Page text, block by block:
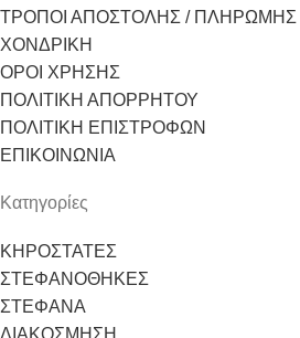
ΤΡΟΠΟΙ ΑΠΟΣΤΟΛΗΣ / ΠΛΗΡΩΜΗΣ
ΧΟΝΔΡΙΚΗ
ΟΡΟΙ ΧΡΗΣΗΣ
ΠΟΛΙΤΙΚΗ ΑΠΟΡΡΗΤΟΥ
ΠΟΛΙΤΙΚΗ ΕΠΙΣΤΡΟΦΩΝ
ΕΠΙΚΟΙΝΩΝΙΑ
Κατηγορίες
ΚΗΡΟΣΤΑΤΕΣ
ΣΤΕΦΑΝΟΘΗΚΕΣ
ΣΤΕΦΑΝΑ
ΔΙΑΚΟΣΜΗΣΗ